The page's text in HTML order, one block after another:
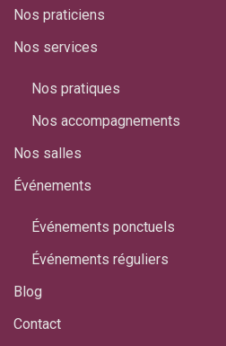
Nos praticiens
Nos services
Nos pratiques
Nos accompagnements
Nos salles
Événements
Événements ponctuels
Événements réguliers
Blog
Contact